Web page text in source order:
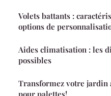
Volets battants :
options de
Aides climatisation : les
possibles
Transformez votre jardin
pour palettes!